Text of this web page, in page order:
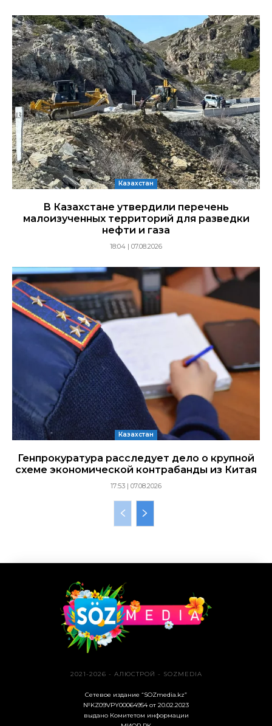
Казахстан
В Казахстане утвердили перечень
малоизученных территорий для разведки
нефти и газа
18:04 | 07.08.2026
Казахстан
Генпрокуратура расследует дело о крупной
схеме экономической контрабанды из Китая
17:53 | 07.08.2026
2021-2026 - АЛЮСТРОЙ - SOZMEDIA
Сетевое издание “SOZmedia.kz”
№KZ09VPY00064954 от 20.02.2023
выдано Комитетом информации